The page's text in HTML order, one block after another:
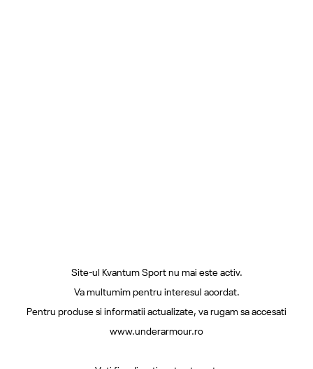
Site-ul Kvantum Sport nu mai este activ.
Va multumim pentru interesul acordat.
Pentru produse si informatii actualizate, va rugam sa accesati
www.underarmour.ro